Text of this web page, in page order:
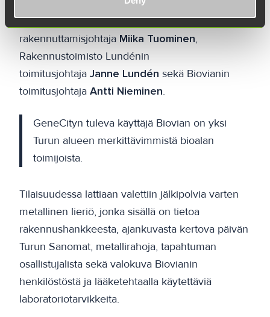
muuraustilaisuudessa puhuivat Turun
pormestariMinna Arve, Teknologiakiinteistöjen
rakennuttamisjohtaja Miika Tuominen,
Rakennustoimisto Lundénin
toimitusjohtaja Janne Lundén sekä Biovianin
toimitusjohtaja Antti Nieminen.
GeneCityn tuleva käyttäjä Biovian on yksi
Turun alueen merkittävimmistä bioalan
toimijoista.
Tilaisuudessa lattiaan valettiin jälkipolvia varten
metallinen lieriö, jonka sisällä on tietoa
rakennushankkeesta, ajankuvasta kertova päivän
Turun Sanomat, metallirahoja, tapahtuman
osallistujalista sekä valokuva Biovianin
henkilöstöstä ja lääketehtaalla käytettäviä
laboratoriotarvikkeita.